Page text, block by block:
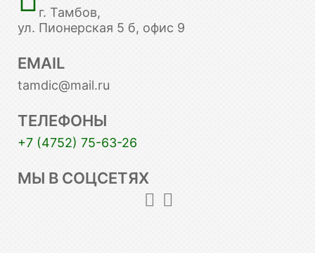
г. Тамбов,
ул. Пионерская 5 б, офис 9
EMAIL
tamdic@mail.ru
ТЕЛЕФОНЫ
+7 (4752) 75-63-26
МЫ В СОЦСЕТЯХ